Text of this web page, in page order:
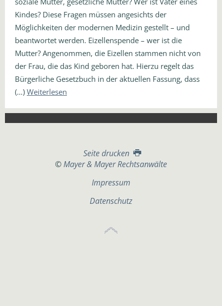
Kindes? Diese Fragen müssen angesichts der
Möglichkeiten der modernen Medizin gestellt – und
beantwortet werden. Eizellenspende – wer ist die
Mutter? Angenommen, die Eizellen stammen nicht von
der Frau, die das Kind geboren hat. Hierzu regelt das
Bürgerliche Gesetzbuch in der aktuellen Fassung, dass
(…) Weiterlesen
Seite drucken
©Mayer & Mayer Rechtsanwälte
Impressum
Datenschutz